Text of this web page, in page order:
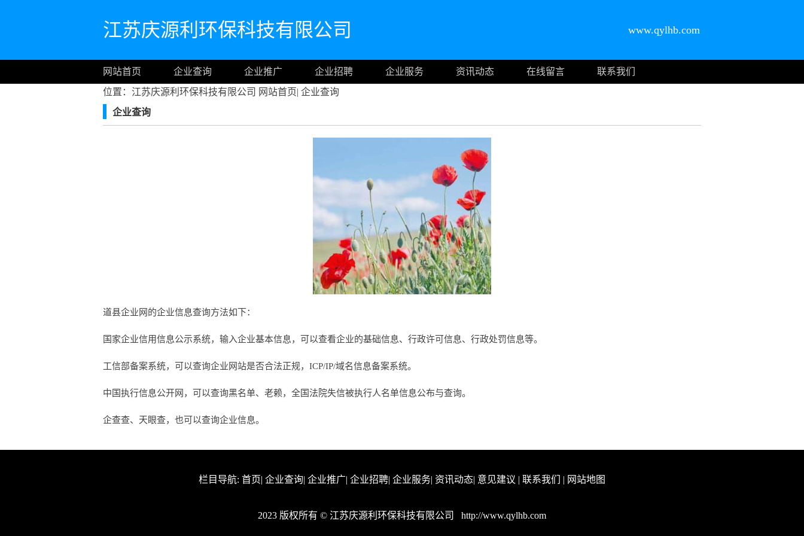
江苏庆源利环保科技有限公司 www.qylhb.com
网站首页 企业查询 企业推广 企业招聘 企业服务 资讯动态 在线留言
联系我们
位置：江苏庆源利环保科技有限公司 网站首页| 企业查询
企业查询
道县企业网的企业信息查询方法如下：
国家企业信用信息公示系统，输入企业基本信息，可以查看企业的基础信息、行政许可信息、行政处罚信息等。
工信部备案系统，可以查询企业网站是否合法正规，ICP/IP/域名信息备案系统。
中国执行信息公开网，可以查询黑名单、老赖，全国法院失信被执行人名单信息公布与查询。
企查查、天眼查，也可以查询企业信息。
栏目导航: 首页| 企业查询| 企业推广| 企业招聘| 企业服务| 资讯动态| 意见建议 | 联系我们 | 网站地图
2023 版权所有 © 江苏庆源利环保科技有限公司 http://www.qylhb.com